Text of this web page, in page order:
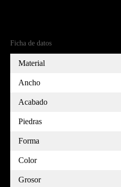
Ficha de datos
Material
Ancho
Acabado
Piedras
Forma
Color
Grosor